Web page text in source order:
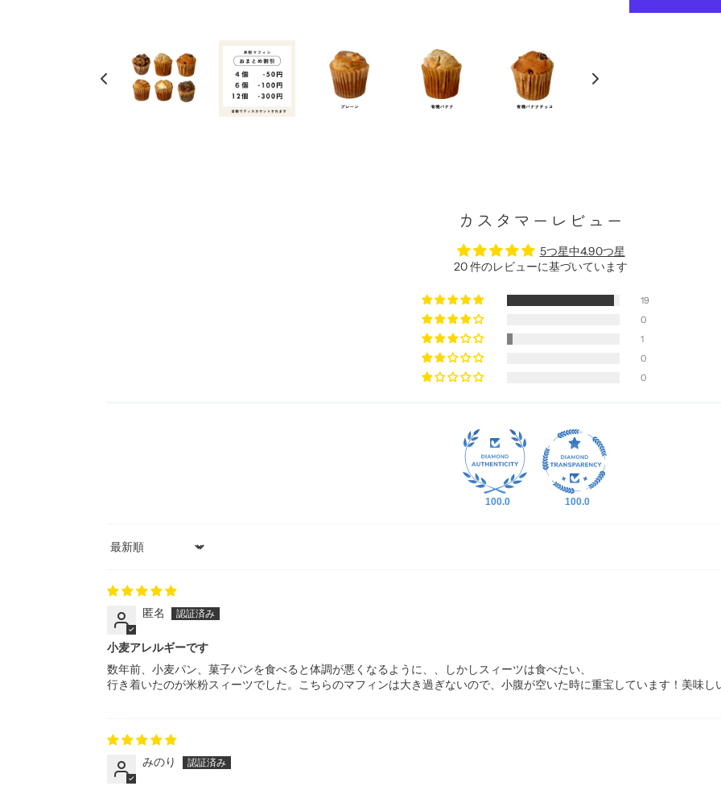
カスタマーレビュー
5つ星中4.90つ星
20 件のレビューに基づいています
19
0
1
0
0
100.0 100.0
Sort by
匿名
小麦アレルギーです
数年前、小麦パン、菓子パンを食べると体調が悪くなるように、、しかしスィーツは食べたい、
行き着いたのが米粉スィーツでした。こちらのマフィンは大き過ぎないので、小腹が空いた時に重宝しています！美味し
みのり